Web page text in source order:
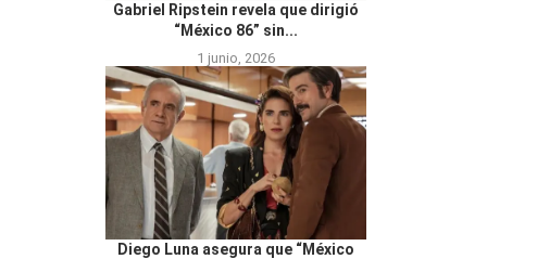
Gabriel Ripstein revela que dirigió
“México 86” sin...
1 junio, 2026
Diego Luna asegura que “México